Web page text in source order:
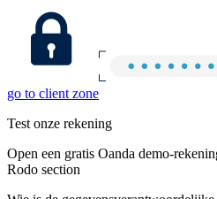
go to client zone
Test onze rekening
Open een gratis Oanda demo-
Rodo section